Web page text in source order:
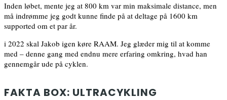
Inden løbet, mente jeg at 800 km var min maksimale distance, men
må indrømme jeg godt kunne finde på at deltage på 1600 km
supported om et par år.
i 2022 skal Jakob igen køre RAAM. Jeg glæder mig til at komme
med – denne gang med endnu mere erfaring omkring, hvad han
gennemgår ude på cyklen.
FAKTA BOX: ULTRACYKLING